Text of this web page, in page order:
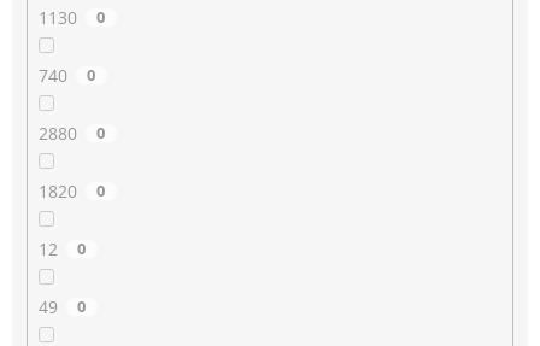
1130 0
740 0
2880 0
1820 0
12 0
49 0